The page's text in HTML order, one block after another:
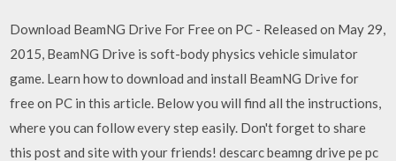
Download BeamNG Drive For Free on PC - Released on May 29,
2015, BeamNG Drive is soft-body physics vehicle simulator
game. Learn how to download and install BeamNG Drive for
free on PC in this article. Below you will find all the instructions,
where you can follow every step easily. Don't forget to share
this post and site with your friends! descarc beamng drive pe pc